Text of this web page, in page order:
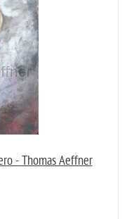
- Thomas Aeffner